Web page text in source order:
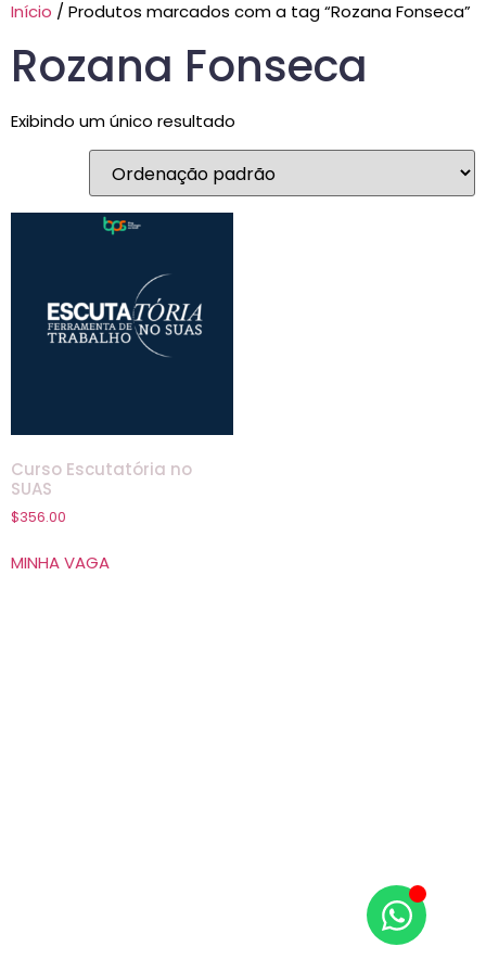
Início / Produtos marcados com a tag “Rozana Fonseca”
Rozana Fonseca
Exibindo um único resultado
Curso Escutatória no
SUAS
$356.00
MINHA VAGA